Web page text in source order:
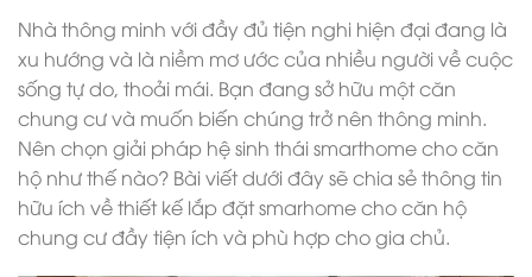
Nhà thông minh với đầy đủ tiện nghi hiện đại đang là
xu hướng và là niềm mơ ước của nhiều người về cuộc
sống tự do, thoải mái. Bạn đang sở hữu một căn
chung cư và muốn biến chúng trở nên thông minh.
Nên chọn giải pháp hệ sinh thái smarthome cho căn
hộ như thế nào? Bài viết dưới đây sẽ chia sẻ thông tin
hữu ích về thiết kế lắp đặt smarhome cho căn hộ
chung cư đầy tiện ích và phù hợp cho gia chủ.